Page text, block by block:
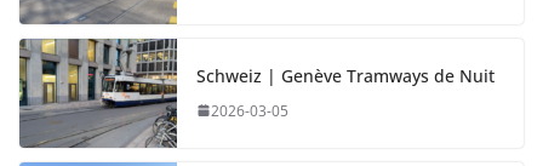
Schweiz | Genève Tramways de Nuit
2026-03-05